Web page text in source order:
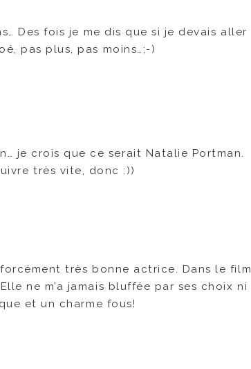
Des fois je me dis que si je devais aller
pas plus, pas moins…;-)
je crois que ce serait Natalie Portman.
très vite, donc :))
très bonne actrice. Dans le film
ne m’a jamais bluffée par ses choix ni
et un charme fous!